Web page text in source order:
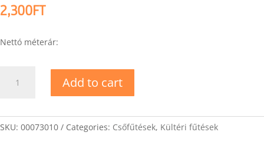
2,300FT
Nettó méterár:
SRF10-
Önszabályzó
Add to cart
SKU: 00073010 Categories: Csőfűtések, Kültéri fűtések